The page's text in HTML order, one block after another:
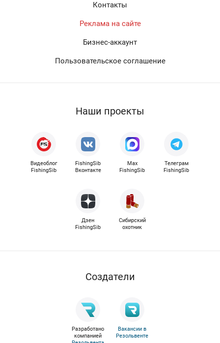
Контакты
Реклама на сайте
Бизнес-аккаунт
Пользовательское соглашение
Наши проекты
Видеоблог
FishingSib
FishingSib
Вконтакте
Max
FishingSib
Телеграм
FishingSib
Дзен
FishingSib
Сибирский
охотник
Cоздатели
Разработано
компанией
Вакансии в
Резольвенте